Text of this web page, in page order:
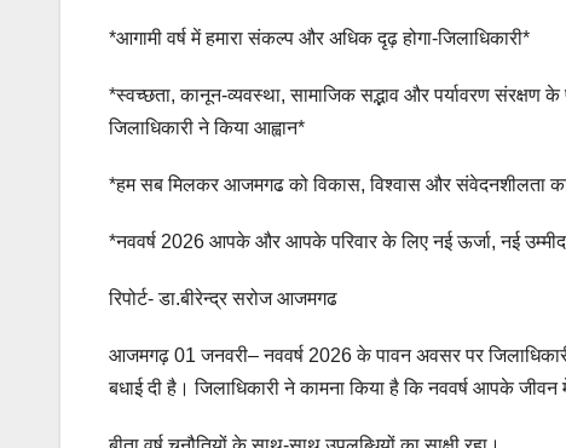
*आगामी वर्ष में हमारा संकल्प और अधिक दृढ़ होगा-जिलाधिकारी*
*स्वच्छता, कानून-व्यवस्था, सामाजिक सद्भाव और पर्यावरण संरक्षण
जिलाधिकारी ने किया आह्वान*
*हम सब मिलकर आजमगढ को विकास, विश्वास और संवेदनशीलता का
*नववर्ष 2026 आपके और आपके परिवार के लिए नई ऊर्जा, नई उम्मीद
रिपोर्ट- डा.बीरेन्द्र सरोज आजमगढ
आजमगढ़ 01 जनवरी– नववर्ष 2026 के पावन अवसर पर
बधाई दी है। जिलाधिकारी ने कामना किया है कि नववर्ष आपके